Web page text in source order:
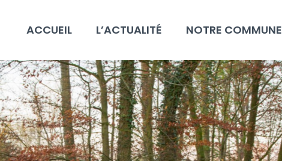
ACCUEIL L’ACTUALITÉ NOTRE COMMUNE